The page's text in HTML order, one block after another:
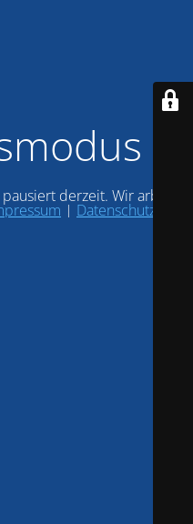
derzeit. Wir arbeiten
| Datenschutz